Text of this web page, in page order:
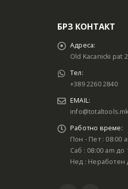
БРЗ КОНТАКТ
Адреса:
Old Kacanicki pat
Тел:
+389 2260 2840
EMAIL:
info@totaltools.mk
Работно време:
Пон - Пет : 08:00
Саб : 08:00 am до
Нед : Неработен